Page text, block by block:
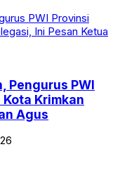
Pengurus PWI
Krimkan
Agus